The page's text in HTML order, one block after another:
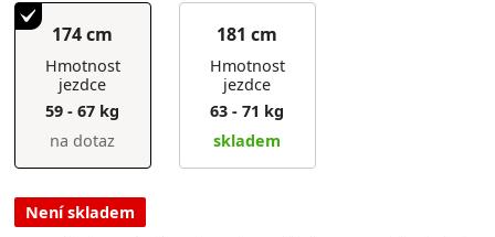
174 cm
Hmotnost
jezdce
59 - 67 kg
na dotaz
181 cm
Hmotnost
jezdce
63 - 71 kg
skladem
Není skladem